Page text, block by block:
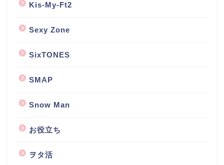
Kis-My-Ft2
Sexy Zone
SixTONES
SMAP
Snow Man
お役立ち
ヲタ活